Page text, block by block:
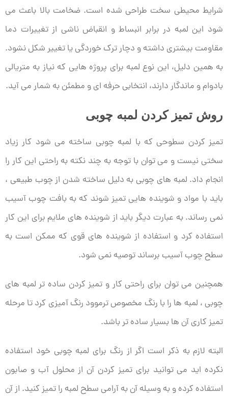
شرایط محیطی سخت طراحی شده است. ضخامت بالا باعث می
شود این لمبه در برابر انبساط و انقباض ناشی از تغییرات دما
مقاومت بیشتری داشته و دچار ترک خوردگی یا تغییر شکل نشود.
به همین دلیل، این نوع لمبه برای پروژه هایی که نیاز به متریالی
بادوام و ماندگار دارند، انتخابی حرفه ای و مطمئن به شمار می آید.
روش تمیز کردن لمبه چوبی
تمیز کردن سطوحی که با لمبه چوبی ساخته می شود کار زیاد
سختی نیست و می توان با توجه به چند نکته به راحتی این کار را
انجام داد. لمبه های چوبی به دلیل ساخته شدن از چوب طبیعی ،
باید با مواد و شوینده هایی تمیز شوند که به بافت چوب آسیب
نمی رساند. به عبارت دیگر باید از شوینده های ملایم برای این کار
استفاده کرد و استفاده از شوینده های قوی که ممکن است به
سطح چوب آسیب برساند توصیه نمی شود.
همچنین می توان برای راحتی کار و تمیز کردن ساده تر لمبه های
چوبی ، لمبه ها را با رنگ مخصوص ترموود رنگ آمیزی کرد تا مرحله
تمیز کاری آن ها بسیار ساده تر باشد.
البته لازم به ذکر است اگر از رنگ برای لمبه چوبی خود استفاده
نکرده اید می توانید برای تمیز کردن آن از محلول آب و صابون
استفاده کرده و به وسیله آن به آرامی سطح لمبه را تمیز کنید. از آن